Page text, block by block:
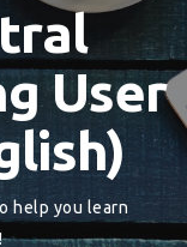
User
help you learn